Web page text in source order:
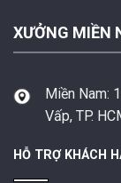
XƯỞNG MIỀN
Miền Nam:
Vấp, TP.
HỖ TRỢ KHÁCH